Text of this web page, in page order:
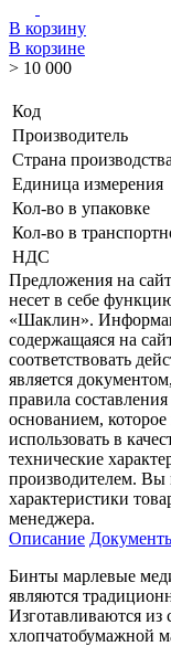
В корзину
В корзине
> 10 000
Код
Производитель
Страна производства
Единица измерения
Кол-во в упаковке
Кол-во в
НДС
Предложения на
несет в себе
«Шаклин».
содержащаяся на
соответствовать
является
правила
основанием,
использовать в
технические
производителем. Вы
характеристики
менеджера.
Описание
Бинты марлевые
являются
Изготавливаются
хлопчатобумажной